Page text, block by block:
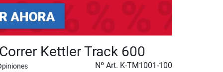
Kettler Track 600
Nº Art. K-TM1001-100